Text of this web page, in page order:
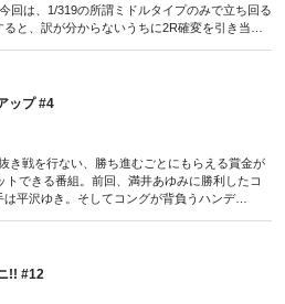
回は、1/319の所謂ミドルタイプのみで立ち回る
と、訳が分からないうちに2R確変を引き当て
いうことで、状況も良いのでは? と、期待に胸
号DVDに収録されたものです／2019年5月30日発
ップ #4
き戦を行ない、勝ち進むごとにもらえる賞金が
トできる番組。前回、満井あゆみに勝利したコ
平沢ゆき。そしてコングが背負うハンデ
ングも、早く当てて離されないようにしたい
DVDに収録されたものです／2019年5月30日発
!! #12